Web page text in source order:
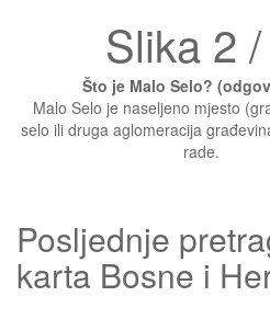
Slika 2
Što je Malo Selo?
Malo Selo je naseljeno mjesto
selo ili druga aglomeracija
rade.
Posljednje
karta Bosne i